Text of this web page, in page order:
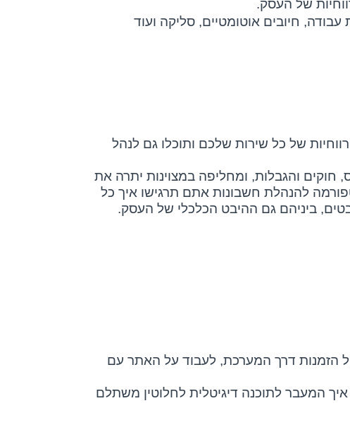
של העסק.
חיובים אוטומטיים, סליקה ועוד
של כל שירות שלכם ותוכלו גם לנהל
והגבלות, ומחליפה במצוינות יתרה את
להנהלת חשבונות אתם תרגישו איך כל
ביניהם גם ההיבט הכלכלי של העסק.
הזמנות דרך המערכת, לעבוד על האתר עם
המעבר לתוכנה דיגיטלית לחלוטין משתלם